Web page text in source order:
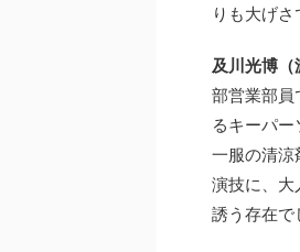
りも大げ
及川光博（
部営業部員
るキーパ
一服の清涼
演技に、大
誘う存在で